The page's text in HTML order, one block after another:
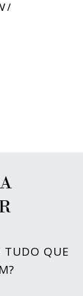
/
TUDO QUE